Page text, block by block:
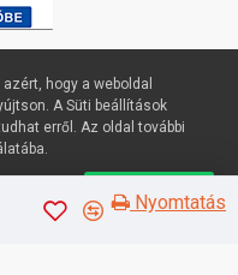
Nyomtatás
hogy a weboldal
A Süti beállítások
erről. Az oldal további
Elfogadom